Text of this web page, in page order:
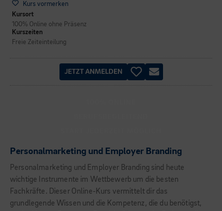
Kurs vormerken
Kursort
100% Online ohne Präsenz
Kurszeiten
Freie Zeiteinteilung
JETZT ANMELDEN
Personalmarketing und Employer Branding
Personalmarketing und Employer Branding sind heute
wichtige Instrumente im Wettbewerb um die besten
Fachkräfte. Dieser Online-Kurs vermittelt dir das
grundlegende Wissen und die Kompetenz, die du benötigst,